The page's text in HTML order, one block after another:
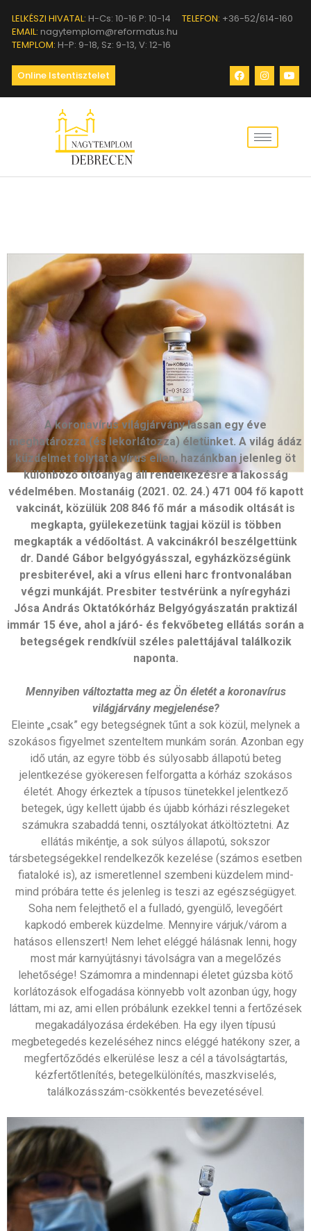
LELKÉSZI HIVATAL: H-Cs: 10-16 P: 10-14 TELEFON: +36-52/614-160
EMAIL: nagytemplom@reformatus.hu
TEMPLOM: H-P: 9-18, Sz: 9-13, V: 12-16
Online Istentisztelet
A koronavírus világjárvány lassan egy éve
meghatározza (és lekorlátozza) életünket. A világ ádáz
küzdelmet folytat a vírus ellen, hazánkban jelenleg öt
különböző oltóanyag áll rendelkezésre a lakosság
védelmében. Mostanáig (2021. 02. 24.) 471 004 fő kapott
vakcinát, közülük 208 846 fő már a második oltását is
megkapta, gyülekezetünk tagjai közül is többen
megkapták a védőoltást. A vakcinákról beszélgettünk
dr. Dandé Gábor belgyógyásszal, egyházközségünk
presbiterével, aki a vírus elleni harc frontvonalában
végzi munkáját. Presbiter testvérünk a nyíregyházi
Jósa András Oktatókórház Belgyógyászatán praktizál
immár 15 éve, ahol a járó- és fekvőbeteg ellátás során a
betegségek rendkívül széles palettájával találkozik
naponta.
Mennyiben változtatta meg az Ön életét a koronavírus
világjárvány megjelenése?
Eleinte „csak” egy betegségnek tűnt a sok közül, melynek a
szokásos figyelmet szenteltem munkám során. Azonban egy
idő után, az egyre több és súlyosabb állapotú beteg
jelentkezése gyökeresen felforgatta a kórház szokásos
életét. Ahogy érkeztek a típusos tünetekkel jelentkező
betegek, úgy kellett újabb és újabb kórházi részlegeket
számukra szabaddá tenni, osztályokat átköltöztetni. Az
ellátás mikéntje, a sok súlyos állapotú, sokszor
társbetegségekkel rendelkezők kezelése (számos esetben
fiataloké is), az ismeretlennel szembeni küzdelem mind-
mind próbára tette és jelenleg is teszi az egészségügyet.
Soha nem felejthető el a fulladó, gyengülő, levegőért
kapkodó emberek küzdelme. Mennyire várjuk/várom a
hatásos ellenszert! Nem lehet eléggé hálásnak lenni, hogy
most már karnyújtásnyi távolságra van a megelőzés
lehetősége! Számomra a mindennapi életet gúzsba kötő
korlátozások elfogadása könnyebb volt azonban úgy, hogy
láttam, mi az, ami ellen próbálunk ezekkel tenni a fertőzések
megakadályozása érdekében. Ha egy ilyen típusú
megbetegedés kezeléséhez nincs eléggé hatékony szer, a
megfertőződés elkerülése lesz a cél a távolságtartás,
kézfertőtlenítés, betegelkülönítés, maszkviselés,
találkozásszám-csökkentés bevezetésével.